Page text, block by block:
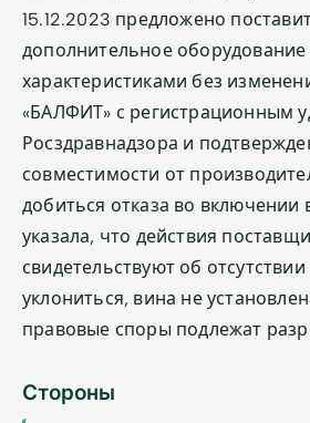
15.12.2023 предложено
дополнительное
характеристиками без
«БАЛФИТ» с регистрационным
Росздравнадзора и
совместимости от
добиться отказа во включении
указала, что действия
свидетельствуют об
уклониться, вина не
правовые споры подлежат
Стороны